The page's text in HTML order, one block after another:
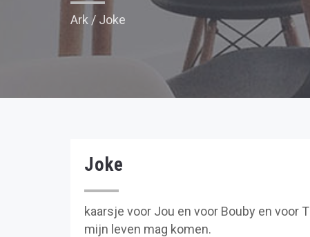
Ark / Joke
Joke
kaarsje voor Jou en voor Bouby en voor
mijn leven mag komen.